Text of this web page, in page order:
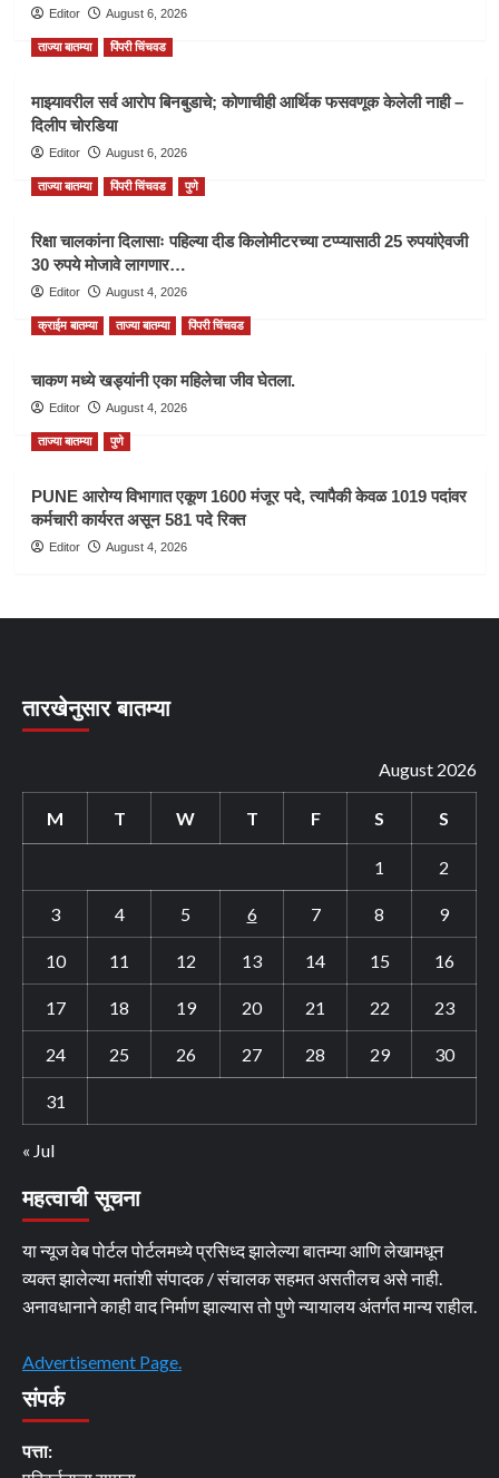
Editor August 6, 2026
ताज्या बातम्या पिंपरी चिंचवड
माझ्यावरील सर्व आरोप बिनबुडाचे; कोणाचीही आर्थिक फसवणूक केलेली नाही –
दिलीप चोरडिया
Editor August 6, 2026
ताज्या बातम्या पिंपरी चिंचवड पुणे
रिक्षा चालकांना दिलासाः पहिल्या दीड किलोमीटरच्या टप्प्यासाठी 25 रुपयांऐवजी
30 रुपये मोजावे लागणार…
Editor August 4, 2026
क्राईम बातम्या ताज्या बातम्या पिंपरी चिंचवड
चाकण मध्ये खड्यांनी एका महिलेचा जीव घेतला.
Editor August 4, 2026
ताज्या बातम्या पुणे
PUNE आरोग्य विभागात एकूण 1600 मंजूर पदे, त्यापैकी केवळ 1019 पदांवर
कर्मचारी कार्यरत असून 581 पदे रिक्त
Editor August 4, 2026
तारखेनुसार बातम्या
August 2026
M T W T F S S
1 2
3 4 5 6 7 8 9
10 11 12 13 14 15 16
17 18 19 20 21 22 23
24 25 26 27 28 29 30
31
« Jul
महत्वाची सूचना
या न्यूज वेब पोर्टल पोर्टलमध्ये प्रसिध्द झालेल्या बातम्या आणि लेखामधून
व्यक्त झालेल्या मतांशी संपादक / संचालक सहमत असतीलच असे नाही.
अनावधानाने काही वाद निर्माण झाल्यास तो पुणे न्यायालय अंतर्गत मान्य राहील.
Advertisement Page.
संपर्क
पत्ता: